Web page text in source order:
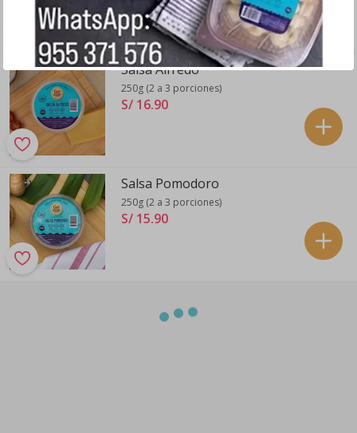
Salsa Alfredo
250g (2 a 3 porciones)
S/ 16.90
Salsa Pomodoro
250g (2 a 3 porciones)
S/ 15.90